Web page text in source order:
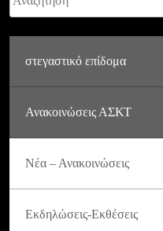
στεγαστικό επίδομα
Ανακοινώσεις ΑΣΚΤ
Νέα – Ανακοινώσεις
Εκδηλώσεις-Εκθέσεις